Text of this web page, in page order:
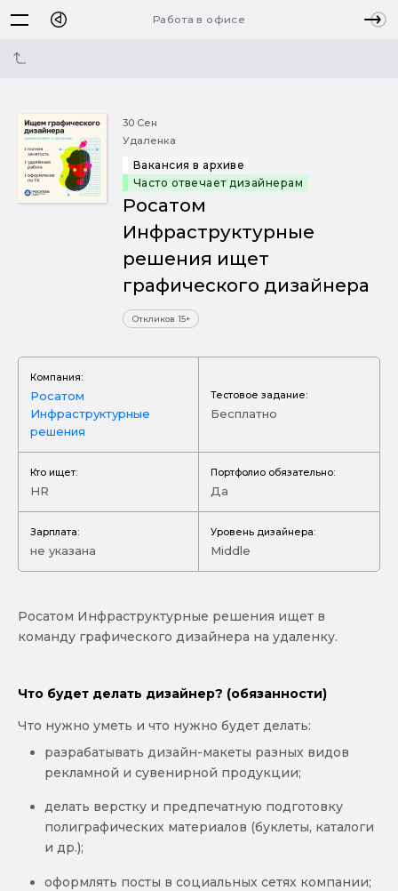
Работа в офисе
30 Сен
Удаленка
Вакансия в архиве
Часто отвечает дизайнерам
Росатом
Инфраструктурные
решения ищет
графического дизайнера
Откликов 15+
Компания:
Росатом
Инфраструктурные
решения
Тестовое задание:
Бесплатно
Кто ищет:
HR
Портфолио обязательно:
Да
Зарплата:
не указана
Уровень дизайнера:
Middle
Росатом Инфраструктурные решения ищет в
команду графического дизайнера на удаленку.
Что будет делать дизайнер? (обязанности)
Что нужно уметь и что нужно будет делать:
разрабатывать дизайн-макеты разных видов
рекламной и сувенирной продукции;
делать верстку и предпечатную подготовку
полиграфических материалов (буклеты, каталоги
и др.);
оформлять посты в социальных сетях компании;